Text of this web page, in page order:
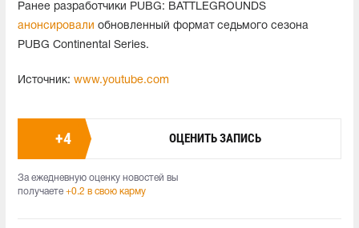
Ранее разработчики PUBG: BATTLEGROUNDS
анонсировали обновленный формат седьмого сезона
PUBG Continental Series.
Источник: www.youtube.com
+4 ОЦЕНИТЬ ЗАПИСЬ
За ежедневную оценку новостей вы
получаете +0.2 в свою карму